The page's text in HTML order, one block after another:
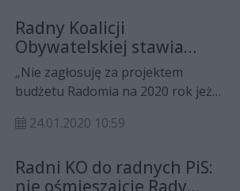
wsparcia dla przedsiębiorców. To
dopiero część propozycji, z którymi
największa obecnie partia
opozycyjna będzie szła do
Radny Koalicji
Obywatelskiej stawia
warunek przed
głosowaniem
„Nie zagłosuję za projektem
budżetu Radomia na 2020 rok jeżeli
nie zostanie załatwiony bez szkody
Wiesław Wędzonka, radny Koalicji
Obywatelskiej.
24.01.2020 10:59
Radni KO do radnych PiS:
nie ośmieszajcie Rady